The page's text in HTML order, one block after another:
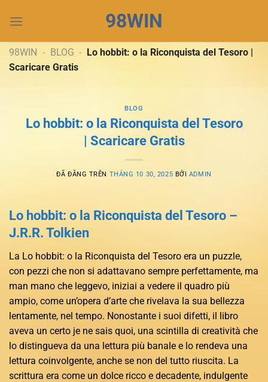
đến
dung
98WIN
98WIN - BLOG - Lo hobbit: o la Riconquista del Tesoro |
Scaricare Gratis
BLOG
Lo hobbit: o la Riconquista del Tesoro
| Scaricare Gratis
ĐÃ ĐĂNG TRÊN THÁNG 10 30, 2025 BỞI ADMIN
Lo hobbit: o la Riconquista del Tesoro –
J.R.R. Tolkien
La Lo hobbit: o la Riconquista del Tesoro era un puzzle,
con pezzi che non si adattavano sempre perfettamente, ma
man mano che leggevo, iniziai a vedere il quadro più
ampio, come un’opera d’arte che rivelava la sua bellezza
lentamente, nel tempo. Nonostante i suoi difetti, il libro
aveva un certo je ne sais quoi, una scintilla di creatività che
lo distingueva da una lettura più banale e lo rendeva una
lettura coinvolgente, anche se non del tutto riuscita. La
scrittura era come un dolce ricco e decadente, indulgente